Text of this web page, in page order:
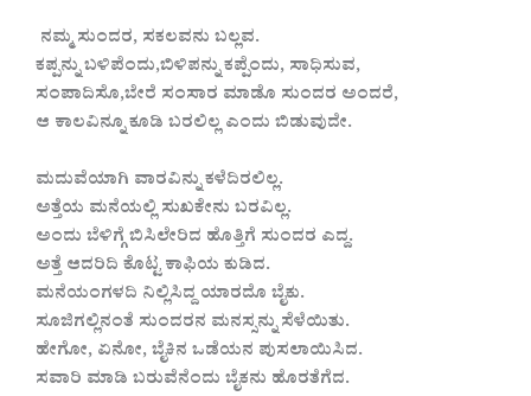
ನಮ್ಮ ಸುಂದರ, ಸಕಲವನು ಬಲ್ಲವ.
ಕಪ್ಪನ್ನು ಬಳಿಪೆಂದು,ಬಿಳಿಪನ್ನು ಕಪ್ಪೆಂದು, ಸಾಧಿಸುವ,
ಸಂಪಾದಿಸೊ,ಬೇರೆ ಸಂಸಾರ ಮಾಡೊ ಸುಂದರ ಅಂದರೆ,
ಆ ಕಾಲವಿನ್ನೂ ಕೂಡಿ ಬರಲಿಲ್ಲ ಎಂದು ಬಿಡುವುದೇ.
ಮದುವೆಯಾಗಿ ವಾರವಿನ್ನು ಕಳೆದಿರಲಿಲ್ಲ.
ಅತ್ತೆಯ ಮನೆಯಲ್ಲಿ ಸುಖಕೇನು ಬರವಿಲ್ಲ.
ಅಂದು ಬೆಳಿಗ್ಗೆ ಬಿಸಿಲೇರಿದ ಹೊತ್ತಿಗೆ ಸುಂದರ ಎದ್ದ.
ಅತ್ತೆ ಆದರಿದಿ ಕೊಟ್ಟ ಕಾಫಿಯ ಕುಡಿದ.
ಮನೆಯಂಗಳದಿ ನಿಲ್ಲಿಸಿದ್ದ ಯಾರದೊ ಬೈಕು.
ಸೂಜಿಗಲ್ಲಿನಂತೆ ಸುಂದರನ ಮನಸ್ಸನ್ನು ಸೆಳೆಯಿತು.
ಹೇಗೋ, ಏನೋ, ಬೈಕಿನ ಒಡೆಯನ ಪುಸಲಾಯಿಸಿದ.
ಸವಾರಿ ಮಾಡಿ ಬರುವೆನೆಂದು ಬೈಕನು ಹೊರತೆಗೆದ.